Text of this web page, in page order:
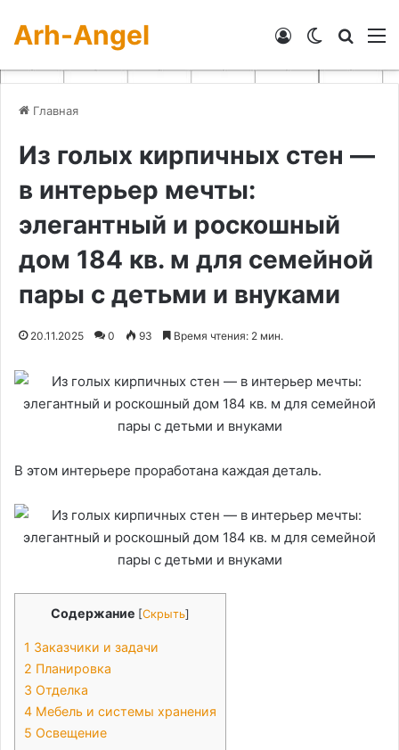
Arh-Angel Switch skin
Войти
Главная
Из голых кирпичных стен —
в интерьер мечты:
элегантный и роскошный
дом 184 кв. м для семейной
пары с детьми и внуками
20.11.2025 0 93 Время чтения: 2 мин.
В этом интерьере проработана каждая деталь.
Содержание [Скрыть]
1 Заказчики и задачи
2 Планировка
3 Отделка
4 Мебель и системы хранения
5 Освещение